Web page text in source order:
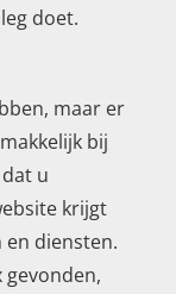
doet.
maar er
bij
u
krijgt
en diensten.